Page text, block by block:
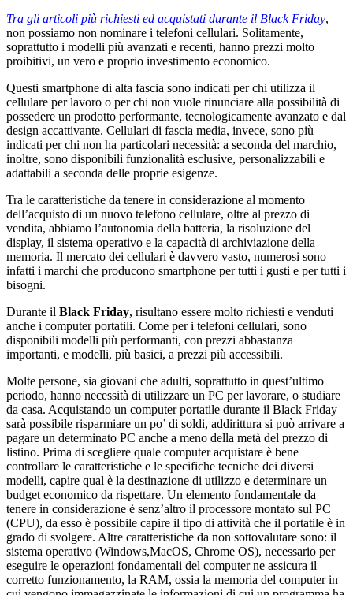
Tra gli articoli più richiesti ed acquistati durante il Black Friday,
non possiamo non nominare i telefoni cellulari. Solitamente,
soprattutto i modelli più avanzati e recenti, hanno prezzi molto
proibitivi, un vero e proprio investimento economico.
Questi smartphone di alta fascia sono indicati per chi utilizza il
cellulare per lavoro o per chi non vuole rinunciare alla possibilità di
possedere un prodotto performante, tecnologicamente avanzato e dal
design accattivante. Cellulari di fascia media, invece, sono più
indicati per chi non ha particolari necessità: a seconda del marchio,
inoltre, sono disponibili funzionalità esclusive, personalizzabili e
adattabili a seconda delle proprie esigenze.
Tra le caratteristiche da tenere in considerazione al momento
dell’acquisto di un nuovo telefono cellulare, oltre al prezzo di
vendita, abbiamo l’autonomia della batteria, la risoluzione del
display, il sistema operativo e la capacità di archiviazione della
memoria. Il mercato dei cellulari è davvero vasto, numerosi sono
infatti i marchi che producono smartphone per tutti i gusti e per tutti i
bisogni.
Durante il Black Friday, risultano essere molto richiesti e venduti
anche i computer portatili. Come per i telefoni cellulari, sono
disponibili modelli più performanti, con prezzi abbastanza
importanti, e modelli, più basici, a prezzi più accessibili.
Molte persone, sia giovani che adulti, soprattutto in quest’ultimo
periodo, hanno necessità di utilizzare un PC per lavorare, o studiare
da casa. Acquistando un computer portatile durante il Black Friday
sarà possibile risparmiare un po’ di soldi, addirittura si può arrivare a
pagare un determinato PC anche a meno della metà del prezzo di
listino. Prima di scegliere quale computer acquistare è bene
controllare le caratteristiche e le specifiche tecniche dei diversi
modelli, capire qual è la destinazione di utilizzo e determinare un
budget economico da rispettare. Un elemento fondamentale da
tenere in considerazione è senz’altro il processore montato sul PC
(CPU), da esso è possibile capire il tipo di attività che il portatile è in
grado di svolgere. Altre caratteristiche da non sottovalutare sono: il
sistema operativo (Windows,MacOS, Chrome OS), necessario per
eseguire le operazioni fondamentali del computer ne assicura il
corretto funzionamento, la RAM, ossia la memoria del computer in